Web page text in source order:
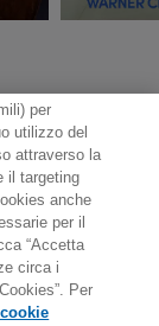
cookie
English?
per
utilizzo del
attraverso la
il targeting
anche
per il
“Accetta
circa i
Per